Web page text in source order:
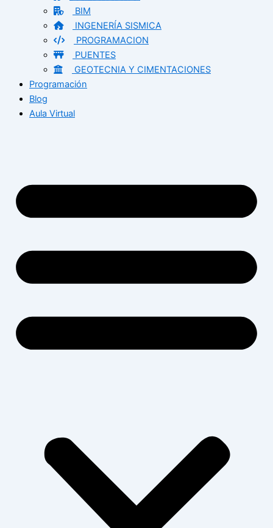
BIM
INGENERÍA SISMICA
PROGRAMACION
PUENTES
GEOTECNIA Y CIMENTACIONES
Programación
Blog
Aula Virtual